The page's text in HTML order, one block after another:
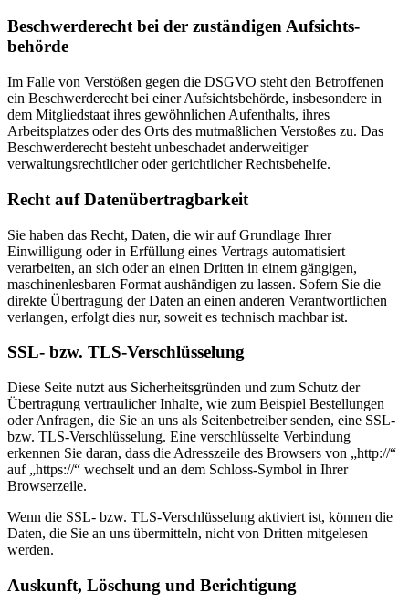
Beschwerde­recht bei der zuständigen Aufsichts­
behörde
Im Falle von Verstößen gegen die DSGVO steht den Betroffenen
ein Beschwerderecht bei einer Aufsichtsbehörde, insbesondere in
dem Mitgliedstaat ihres gewöhnlichen Aufenthalts, ihres
Arbeitsplatzes oder des Orts des mutmaßlichen Verstoßes zu. Das
Beschwerderecht besteht unbeschadet anderweitiger
verwaltungsrechtlicher oder gerichtlicher Rechtsbehelfe.
Recht auf Daten­übertrag­barkeit
Sie haben das Recht, Daten, die wir auf Grundlage Ihrer
Einwilligung oder in Erfüllung eines Vertrags automatisiert
verarbeiten, an sich oder an einen Dritten in einem gängigen,
maschinenlesbaren Format aushändigen zu lassen. Sofern Sie die
direkte Übertragung der Daten an einen anderen Verantwortlichen
verlangen, erfolgt dies nur, soweit es technisch machbar ist.
SSL- bzw. TLS-Verschlüsselung
Diese Seite nutzt aus Sicherheitsgründen und zum Schutz der
Übertragung vertraulicher Inhalte, wie zum Beispiel Bestellungen
oder Anfragen, die Sie an uns als Seitenbetreiber senden, eine SSL-
bzw. TLS-Verschlüsselung. Eine verschlüsselte Verbindung
erkennen Sie daran, dass die Adresszeile des Browsers von „http://“
auf „https://“ wechselt und an dem Schloss-Symbol in Ihrer
Browserzeile.
Wenn die SSL- bzw. TLS-Verschlüsselung aktiviert ist, können die
Daten, die Sie an uns übermitteln, nicht von Dritten mitgelesen
werden.
Auskunft, Löschung und Berichtigung